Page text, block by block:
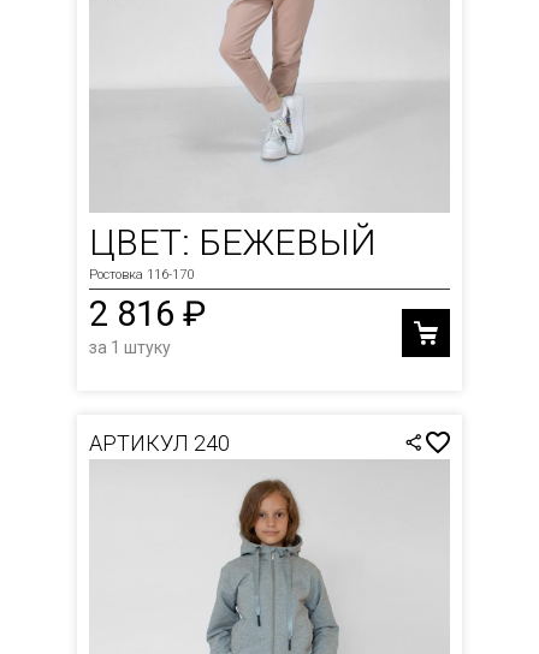
ЦВЕТ: БЕЖЕВЫЙ
Ростовка 116-170
2 816 ₽
за 1 штуку
АРТИКУЛ 240